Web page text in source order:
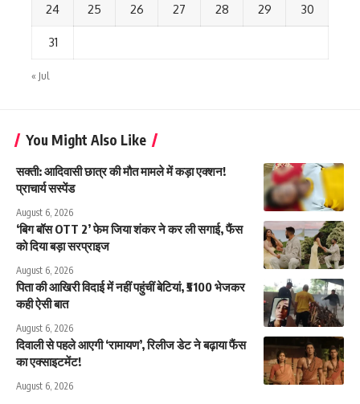
24 25 26 27 28 29 30
31
« Jul
You Might Also Like
सक्ती: आदिवासी छात्र की मौत मामले में कड़ा एक्शन!
प्राचार्य सस्पेंड
August 6, 2026
‘बिग बॉस OTT 2’ फेम जिया शंकर ने कर ली सगाई, फैंस
को दिया बड़ा सरप्राइज
August 6, 2026
पिता की आखिरी विदाई में नहीं पहुंचीं बेटियां, ₹5100 भेजकर
कही ऐसी बात
August 6, 2026
दिवाली से पहले आएगी ‘रामायण’, रिलीज डेट ने बढ़ाया फैंस
का एक्साइटमेंट!
August 6, 2026